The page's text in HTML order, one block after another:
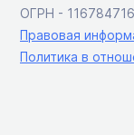
ОГРН -
Правовая
Политика в